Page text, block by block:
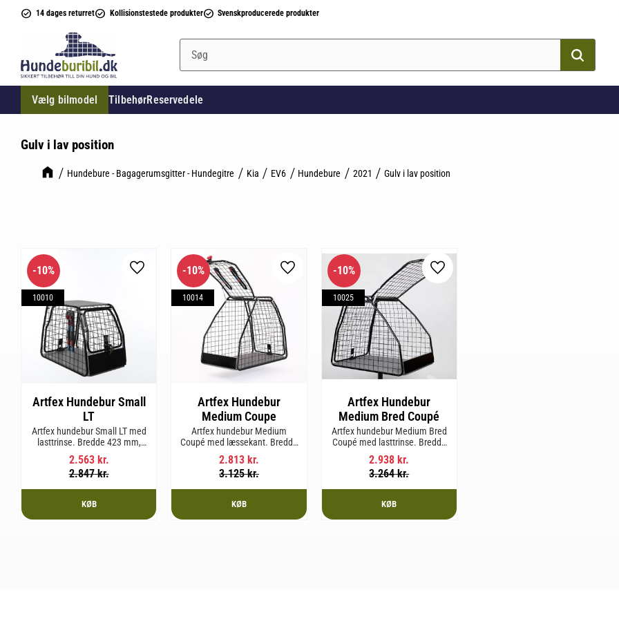
14 dages returret Kollisionstestede produkter Svenskproducerede produkter
Vælg bilmodel TilbehørReservedele
Gulv i lav position
Hundebure - Bagagerumsgitter - Hundegitre Kia EV6 Hundebure 2021 Gulv i lav position
Artfex Hundebur Small
LT
Artfex hundebur Small LT med
lasttrinse. Bredde 423 mm,
Højde 500 mm, Dybde 670 mm
og vægt 12,9 kg.
2.563kr.
2.847kr.
10%
10010
Gem som favorit
KØB
Artfex Hundebur
Medium Coupe
Artfex hundebur Medium
Coupé med læssekant. Bredde
495 mm, højde 675 mm, dybde
830 mm og vægt 15,8 kg.
2.813kr.
3.125kr.
10%
10014
Gem som favorit
KØB
Artfex Hundebur
Medium Bred Coupé
Artfex hundebur Medium Bred
Coupé med lasttrinse. Bredde
653 mm, Højde 675 mm, Dybde
830 mm og vægt 19,4 kg.
2.938 kr.
3.264kr.
10%
10025
Gem som favorit
KØB